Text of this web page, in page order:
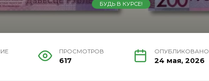
БУДЬ В КУРСЕ!
ПРОСМОТРОВ
617
ОПУБЛИКОВАНО
24 мая, 2026